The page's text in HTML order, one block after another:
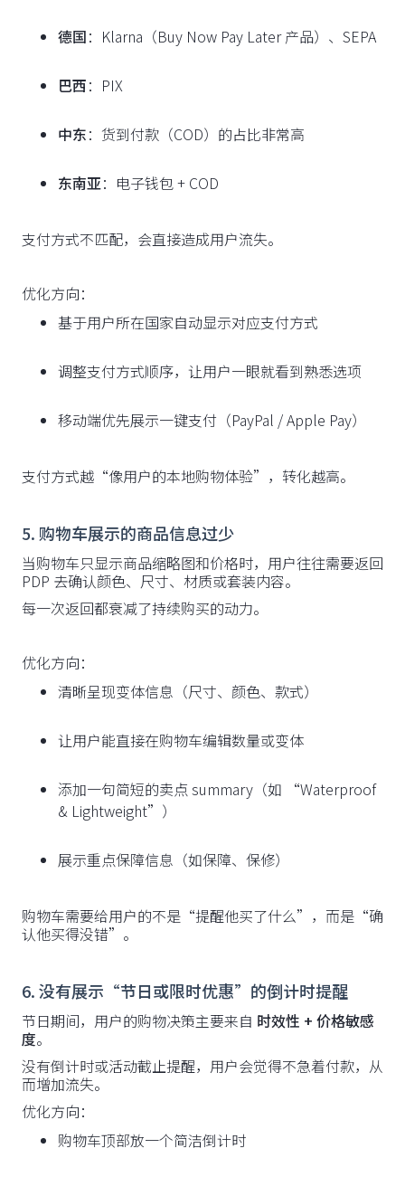
德国：Klarna（Buy Now Pay Later 产品）、SEPA
巴西：PIX
中东：货到付款（COD）的占比非常高
东南亚：电子钱包 + COD
支付方式不匹配，会直接造成用户流失。
优化方向：
基于用户所在国家自动显示对应支付方式
调整支付方式顺序，让用户一眼就看到熟悉选项
移动端优先展示一键支付（PayPal / Apple Pay）
支付方式越“像用户的本地购物体验”，转化越高。
5. 购物车展示的商品信息过少
当购物车只显示商品缩略图和价格时，用户往往需要返回
PDP 去确认颜色、尺寸、材质或套装内容。
每一次返回都衰减了持续购买的动力。
优化方向：
清晰呈现变体信息（尺寸、颜色、款式）
让用户能直接在购物车编辑数量或变体
添加一句简短的卖点 summary（如 “Waterproof
& Lightweight”）
展示重点保障信息（如保障、保修）
购物车需要给用户的不是“提醒他买了什么”，而是“确
认他买得没错”。
6. 没有展示“节日或限时优惠”的倒计时提醒
节日期间，用户的购物决策主要来自 时效性 + 价格敏感
度。
没有倒计时或活动截止提醒，用户会觉得不急着付款，从
而增加流失。
优化方向：
购物车顶部放一个简洁倒计时